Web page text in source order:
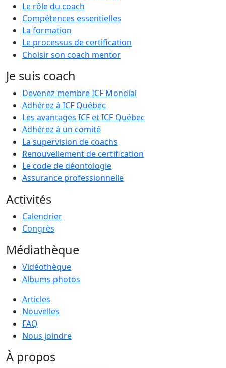
Le rôle du coach
Compétences essentielles
La formation
Le processus de certification
Choisir son coach mentor
Je suis coach
Devenez membre ICF Mondial
Adhérez à ICF Québec
Les avantages ICF et ICF Québec
Adhérez à un comité
La supervision de coachs
Renouvellement de certification
Le code de déontologie
Assurance professionnelle
Activités
Calendrier
Congrès
Médiathèque
Vidéothèque
Albums photos
Articles
Nouvelles
FAQ
Nous joindre
À propos